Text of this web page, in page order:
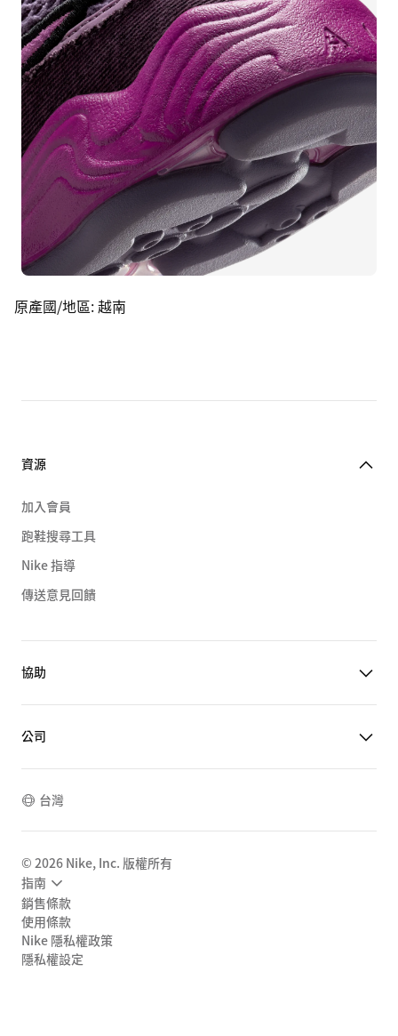
原產國/地區:越南
資源
加入會員
跑鞋搜尋工具
Nike 指導
傳送意見回饋
協助
公司
台灣
© 2026 Nike, Inc. 版權所有
指南
銷售條款
使用條款
Nike 隱私權政策
隱私權設定